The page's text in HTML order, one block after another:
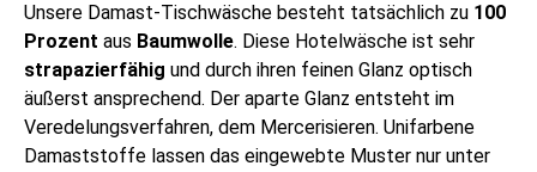
Unsere Damast-Tischwäsche besteht tatsächlich zu 100
Prozent aus Baumwolle. Diese Hotelwäsche ist sehr
strapazierfähig und durch ihren feinen Glanz optisch
äußerst ansprechend. Der aparte Glanz entsteht im
Veredelungsverfahren, dem Mercerisieren. Unifarbene
Damaststoffe lassen das eingewebte Muster nur unter